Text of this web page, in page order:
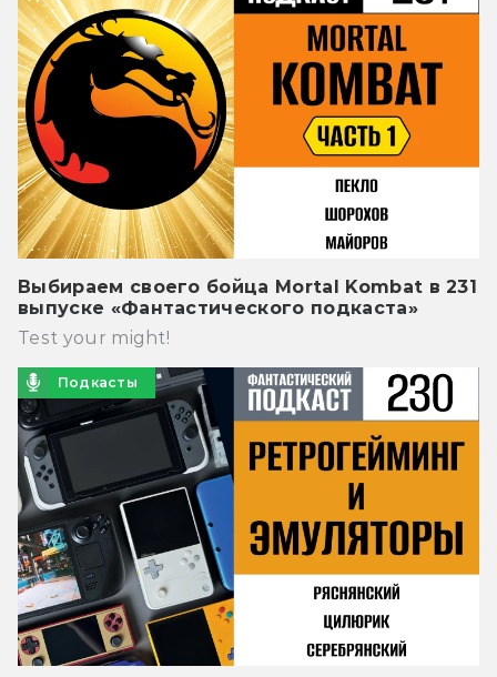
Выбираем своего бойца Mortal Kombat в 231
выпуске «Фантастического подкаста»
Test your might!
Подкасты